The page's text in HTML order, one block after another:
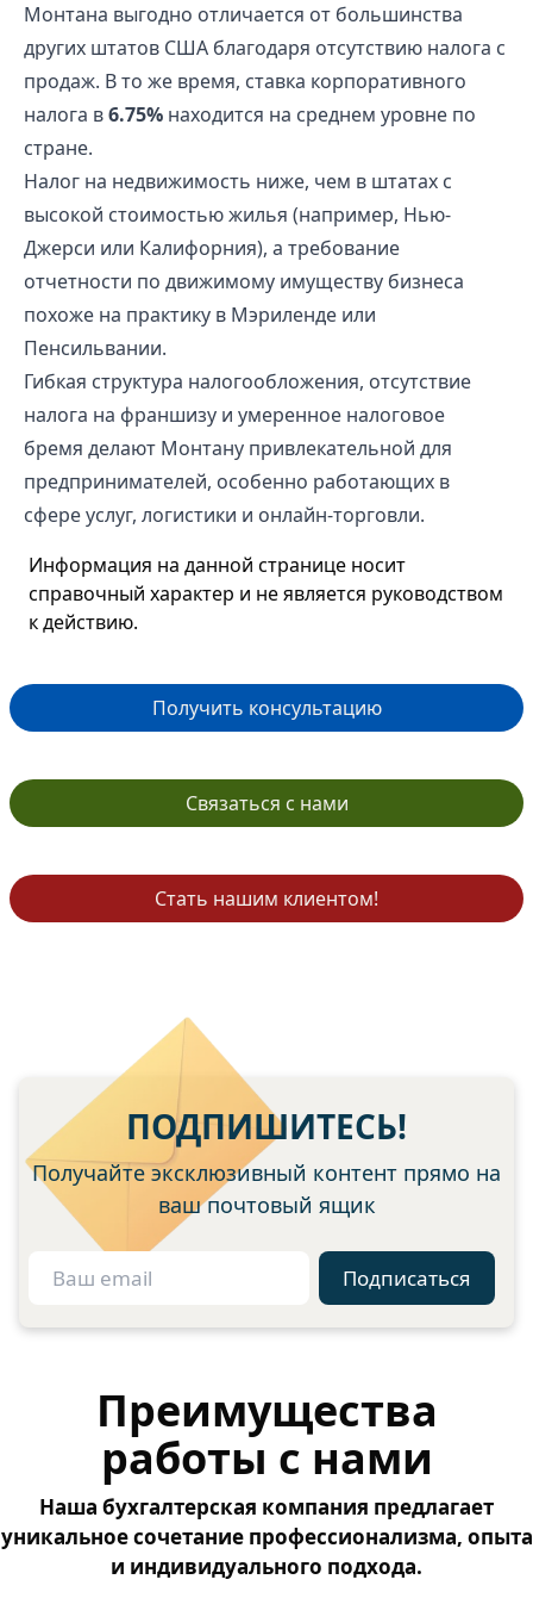
Монтана выгодно отличается от большинства
других штатов США благодаря отсутствию налога с
продаж. В то же время, ставка корпоративного
налога в6.75% находится на среднем уровне по
стране.
Налог на недвижимость ниже, чем в штатах с
высокой стоимостью жилья (например, Нью-
Джерси или Калифорния), а требование
отчетности по движимому имуществу бизнеса
похоже на практику в Мэриленде или
Пенсильвании.
Гибкая структура налогообложения, отсутствие
налога на франшизу и умеренное налоговое
бремя делают Монтану привлекательной для
предпринимателей, особенно работающих в
сфере услуг, логистики и онлайн-торговли.
Информация на данной странице носит
справочный характер и не является руководством
к действию.
Получить консультацию
Связаться с нами
Стать нашим клиентом!
ПОДПИШИТЕСЬ!
Получайте эксклюзивный контент прямо на
ваш почтовый ящик
Подписаться
Преимущества
работы с нами
Наша бухгалтерская компания предлагает
уникальное сочетание профессионализма, опыта
и индивидуального подхода.